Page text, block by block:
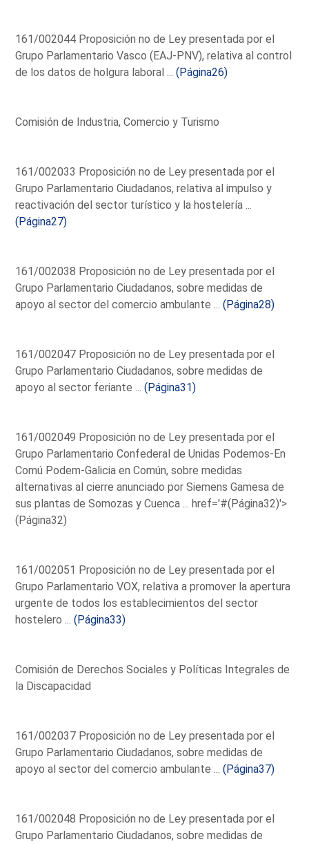
161/002044 Proposición no de Ley presentada por el
Grupo Parlamentario Vasco (EAJ-PNV), relativa al control
de los datos de holgura laboral ...(Página26)
Comisión de Industria, Comercio y Turismo
161/002033 Proposición no de Ley presentada por el
Grupo Parlamentario Ciudadanos, relativa al impulso y
reactivación del sector turístico y la hostelería ...
(Página27)
161/002038 Proposición no de Ley presentada por el
Grupo Parlamentario Ciudadanos, sobre medidas de
apoyo al sector del comercio ambulante ...(Página28)
161/002047 Proposición no de Ley presentada por el
Grupo Parlamentario Ciudadanos, sobre medidas de
apoyo al sector feriante ...(Página31)
161/002049 Proposición no de Ley presentada por el
Grupo Parlamentario Confederal de Unidas Podemos-En
Comú Podem-Galicia en Común, sobre medidas
alternativas al cierre anunciado por Siemens Gamesa de
sus plantas de Somozas y Cuenca ...href='#(Página32)'>
(Página32)
161/002051 Proposición no de Ley presentada por el
Grupo Parlamentario VOX, relativa a promover la apertura
urgente de todos los establecimientos del sector
hostelero ...(Página33)
Comisión de Derechos Sociales y Políticas Integrales de
la Discapacidad
161/002037 Proposición no de Ley presentada por el
Grupo Parlamentario Ciudadanos, sobre medidas de
apoyo al sector del comercio ambulante ...(Página37)
161/002048 Proposición no de Ley presentada por el
Grupo Parlamentario Ciudadanos, sobre medidas de